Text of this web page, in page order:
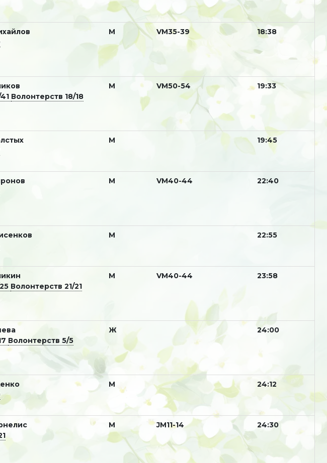
М VM35-39 18:38
Волонтерств 18/18
М VM50-54 19:33
М 19:45
М VM40-44 22:40
М 22:55
Волонтерств 21/21
М VM40-44 23:58
Волонтерств 5/5
Ж 24:00
М 24:12
М JM11-14 24:30